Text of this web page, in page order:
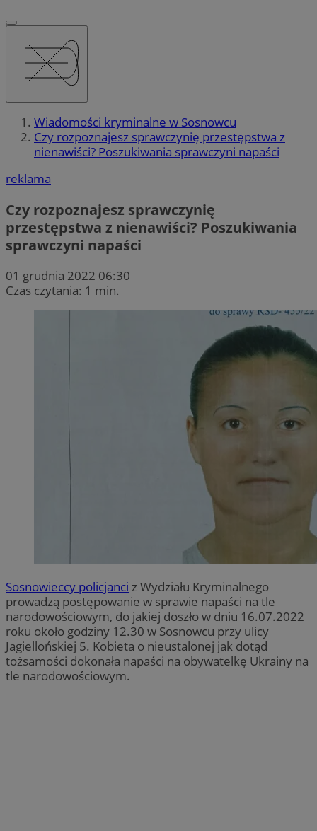
Wiadomości kryminalne w Sosnowcu
Czy rozpoznajesz sprawczynię przestępstwa z
nienawiści? Poszukiwania sprawczyni napaści
reklama
Czy rozpoznajesz sprawczynię
przestępstwa z nienawiści? Poszukiwania
sprawczyni napaści
01 grudnia 2022 06:30
Czas czytania: 1 min.
Sosnowieccy policjanci z Wydziału Kryminalnego
prowadzą postępowanie w sprawie napaści na tle
narodowościowym, do jakiej doszło w dniu 16.07.2022
roku około godziny 12.30 w Sosnowcu przy ulicy
Jagiellońskiej 5. Kobieta o nieustalonej jak dotąd
tożsamości dokonała napaści na obywatelkę Ukrainy na
tle narodowościowym.